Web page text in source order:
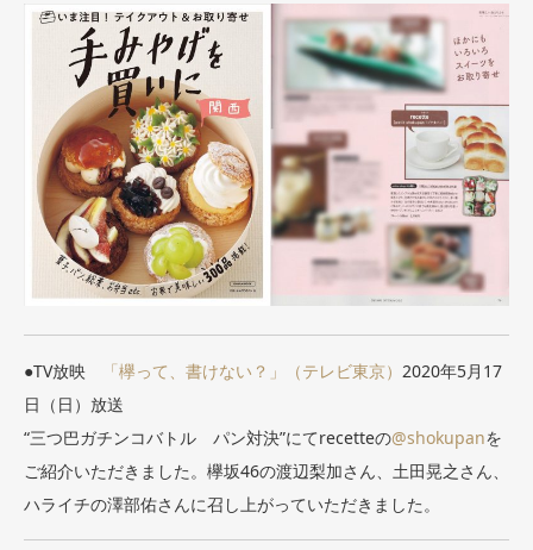
●TV放映 「欅って、書けない？」（テレビ東京） 2020年5月17
日（日）放送
“三つ巴ガチンコバトル パン対決”にてrecetteの@shokupanを
ご紹介いただきました。欅坂46の渡辺梨加さん、土田晃之さん、
ハライチの澤部佑さんに召し上がっていただきました。